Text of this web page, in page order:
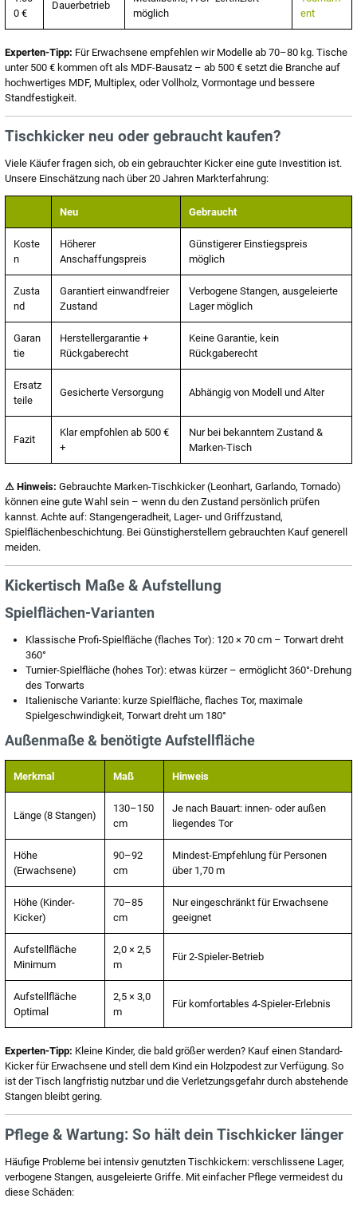
0 €
Dauerbetrieb
möglich
ent
Experten-Tipp: Für Erwachsene empfehlen wir Modelle ab 70–80 kg. Tische
unter 500 € kommen oft als MDF-Bausatz – ab 500 € setzt die Branche auf
hochwertiges MDF, Multiplex, oder Vollholz, Vormontage und bessere
Standfestigkeit.
Tischkicker neu oder gebraucht kaufen?
Viele Käufer fragen sich, ob ein gebrauchter Kicker eine gute Investition ist.
Unsere Einschätzung nach über 20 Jahren Markterfahrung:
Neu Gebraucht
Koste
n
Höherer
Anschaffungspreis
Günstigerer Einstiegspreis
möglich
Zusta
nd
Garantiert einwandfreier
Zustand
Verbogene Stangen, ausgeleierte
Lager möglich
Garan
tie
Herstellergarantie +
Rückgaberecht
Keine Garantie, kein
Rückgaberecht
Ersatz
teile
Gesicherte Versorgung Abhängig von Modell und Alter
Fazit
Klar empfohlen ab 500 €
+
Nur bei bekanntem Zustand &
Marken-Tisch
⚠ Hinweis: Gebrauchte Marken-Tischkicker (Leonhart, Garlando, Tornado)
können eine gute Wahl sein – wenn du den Zustand persönlich prüfen
kannst. Achte auf: Stangengeradheit, Lager- und Griffzustand,
Spielflächenbeschichtung. Bei Günstigherstellern gebrauchten Kauf generell
meiden.
Kickertisch Maße & Aufstellung
Spielflächen-Varianten
Klassische Profi-Spielfläche (flaches Tor): 120 × 70 cm – Torwart dreht
360°
Turnier-Spielfläche (hohes Tor): etwas kürzer – ermöglicht 360°-Drehung
des Torwarts
Italienische Variante: kurze Spielfläche, flaches Tor, maximale
Spielgeschwindigkeit, Torwart dreht um 180°
Außenmaße & benötigte Aufstellfläche
Merkmal Maß Hinweis
Länge (8 Stangen)
130–150
cm
Je nach Bauart: innen- oder außen
liegendes Tor
Höhe
(Erwachsene)
90–92
cm
Mindest-Empfehlung für Personen
über 1,70 m
Höhe (Kinder-
Kicker)
70–85
cm
Nur eingeschränkt für Erwachsene
geeignet
Aufstellfläche
Minimum
2,0 × 2,5
m
Für 2-Spieler-Betrieb
Aufstellfläche
Optimal
2,5 × 3,0
m
Für komfortables 4-Spieler-Erlebnis
Experten-Tipp: Kleine Kinder, die bald größer werden? Kauf einen Standard-
Kicker für Erwachsene und stell dem Kind ein Holzpodest zur Verfügung. So
ist der Tisch langfristig nutzbar und die Verletzungsgefahr durch abstehende
Stangen bleibt gering.
Pflege & Wartung: So hält dein Tischkicker länger
Häufige Probleme bei intensiv genutzten Tischkickern: verschlissene Lager,
verbogene Stangen, ausgeleierte Griffe. Mit einfacher Pflege vermeidest du
diese Schäden: